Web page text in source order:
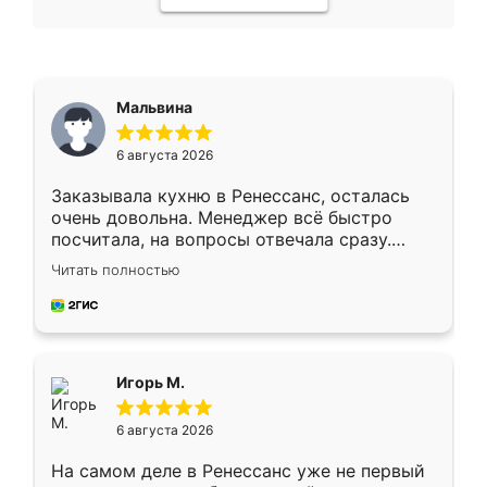
Мальвина
6 августа 2026
Заказывала кухню в Ренессанс, осталась
очень довольна. Менеджер всё быстро
посчитала, на вопросы отвечала сразу.
Замерщик приехал в субботу, подошёл к
делу со всей ответственностью. Собрали
за день, ребята работали аккуратно, даже
Читать полностью
Игорь М.
6 августа 2026
На самом деле в Ренессанс уже не первый